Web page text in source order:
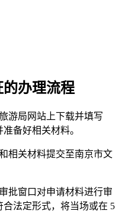
办理流程
游局网站上下载并填写
备好相关材料。
相关材料提交至南京市文
批窗口对申请材料进行审
法定形式，将当场或在 5